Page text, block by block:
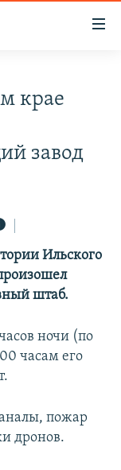
крае
завод
Ильского
штаб.
ночи (по
часам его
пожар
дронов.